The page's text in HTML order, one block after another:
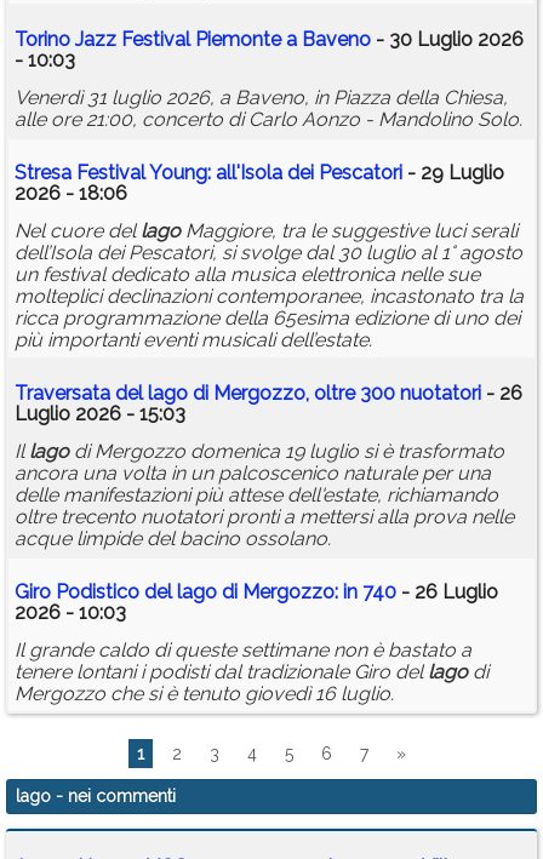
Torino Jazz Festival Piemonte a Baveno - 30 Luglio 2026
- 10:03
Venerdì 31 luglio 2026, a Baveno, in Piazza della Chiesa,
alle ore 21:00, concerto di Carlo Aonzo - Mandolino Solo.
Stresa Festival Young: all'Isola dei Pescatori - 29 Luglio
2026 - 18:06
Nel cuore dellagoMaggiore, tra le suggestive luci serali
dell’Isola dei Pescatori, si svolge dal 30 luglio al 1° agosto
un festival dedicato alla musica elettronica nelle sue
molteplici declinazioni contemporanee, incastonato tra la
ricca programmazione della 65esima edizione di uno dei
più importanti eventi musicali dell’estate.
Traversata dellago di Mergozzo, oltre 300 nuotatori - 26
Luglio 2026 - 15:03
Illagodi Mergozzo domenica 19 luglio si è trasformato
ancora una volta in un palcoscenico naturale per una
delle manifestazioni più attese dell'estate, richiamando
oltre trecento nuotatori pronti a mettersi alla prova nelle
acque limpide del bacino ossolano.
Giro Podistico dellago di Mergozzo: in 740 - 26 Luglio
2026 - 10:03
Il grande caldo di queste settimane non è bastato a
tenere lontani i podisti dal tradizionale Giro dellagodi
Mergozzo che si è tenuto giovedì 16 luglio.
1 2 3 4 5 6 7 »
lago - nei commenti